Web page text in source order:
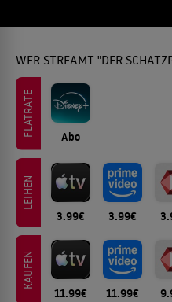
WER STREAMT "DER
FLATRATE Abo
LEIHEN
3.99€ 3.99€
KAUFEN
11.99€ 11.99€